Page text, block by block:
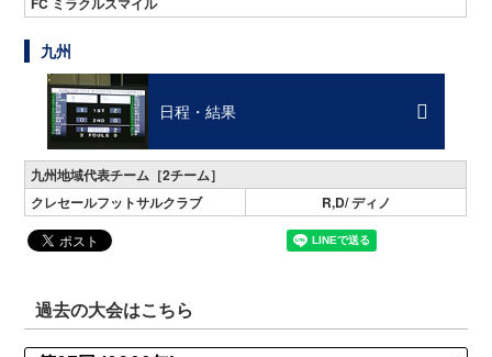
九州
日程・結果
九州地域代表チーム［2チーム］
クレセールフットサルクラブ
R,D/ ディノ
過去の大会はこちら